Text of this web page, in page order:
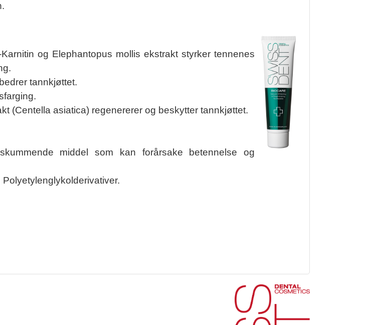
og Elephantopus mollis ekstrakt styrker tennenes
tannkjøttet.
(Centella asiatica) regenererer og beskytter tannkjøttet.
middel som kan forårsake betennelse og